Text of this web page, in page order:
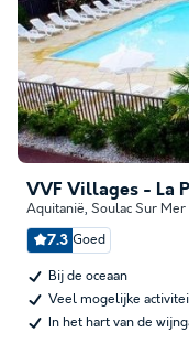
Aquitanië, Soulac Sur Mer
7.3 Goed
Bij de oceaan
Veel mogelijke
In het hart van de